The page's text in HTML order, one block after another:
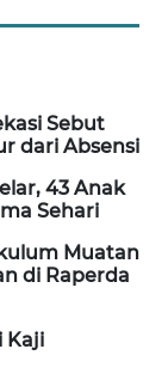
Sebut
dari Absensi
43 Anak
Sehari
Muatan
di Raperda
Kaji